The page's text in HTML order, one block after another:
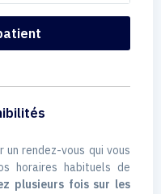
rendez-vous qui vous
horaires habituels de
plusieurs fois sur les